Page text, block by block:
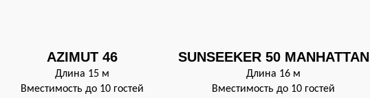
AZIMUT 46
Длина 15 м
Вместимость до 10 гостей
SUNSEEKER 50 MANHATTAN
Длина 16 м
Вместимость до 10 гостей